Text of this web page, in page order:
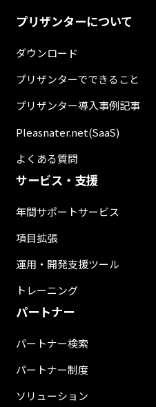
プリザンターについて
ダウンロード
プリザンターでできること
プリザンター導入事例記事
Pleasnater.net(SaaS)
よくある質問
サービス・支援
年間サポートサービス
項目拡張
運用・開発支援ツール
トレーニング
パートナー
パートナー検索
パートナー制度
ソリューション